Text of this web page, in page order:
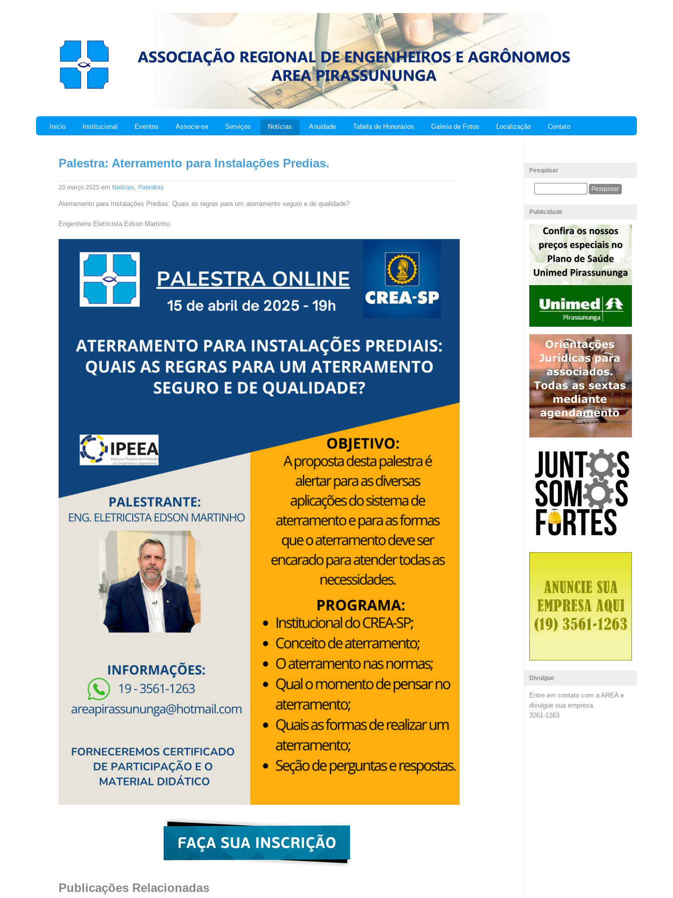
Início Institucional Eventos Associe-se Serviços Notícias Anuidade Tabela de Honorários Galeria de Fotos Localização Contato
Palestra: Aterramento para Instalações Predias.
20 março 2025 em Notícias, Palestras
Aterramento para Instalações Predias: Quais as regras para um aterramento seguro e de qualidade?
Engenheiro Eletricista Edson Martinho
Publicações Relacionadas
Pesquisar
Publicidade
Divulgue
Entre em contato com a AREA e
divulgue sua empresa.
3261-1263